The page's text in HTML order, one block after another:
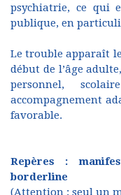
psychiatrie, ce qui
publique, en
Le trouble apparaît
début de l’âge
personnel,
accompagnement
favorable.
Repères :
borderline
(Attention : seul un